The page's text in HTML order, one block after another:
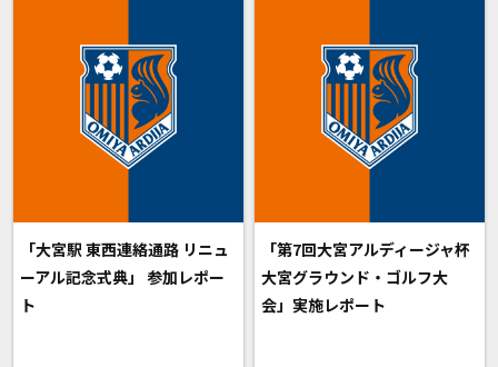
「大宮駅 東西連絡通路 リニュ
ーアル記念式典」 参加レポー
ト
「第7回大宮アルディージャ杯
大宮グラウンド・ゴルフ大
会」実施レポート